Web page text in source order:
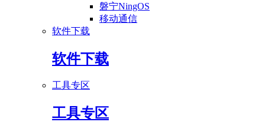
磐宁NingOS
移动通信
软件下载
软件下载
工具专区
工具专区